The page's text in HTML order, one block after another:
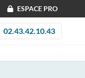
ESPACE PRO
02.43.42.10.43